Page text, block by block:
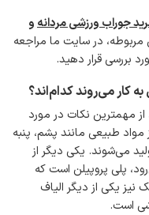
جوراب ورزشی مردانهو
در سایت ما مراجعه
بررسی قرار دهید.
کار می‌روند کدام‌اند؟
از مهمترین نکات در مورد
طبیعی مانند پشم، پنبه
می‌شوند. یکی دیگر از
پلی پروپیلن است که
یکی از دیگر الیاف
است.